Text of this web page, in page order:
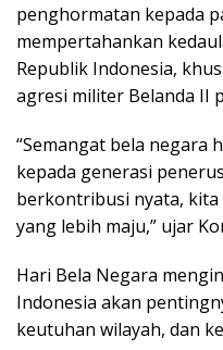
penghormatan kepada
mempertahankan
Republik Indonesia,
agresi militer Belanda II
“Semangat bela negara
kepada generasi
berkontribusi nyata,
yang lebih maju,” ujar
Hari Bela Negara
Indonesia akan
keutuhan wilayah, dan